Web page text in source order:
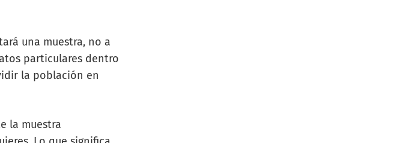
una muestra, no a
particulares dentro
la población en
la muestra